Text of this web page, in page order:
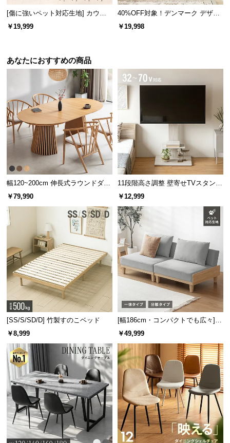
[傷に強いペット対応生地] カウチ
ソファセット 組替自由自在（1人掛
￥19,999
40%OFF対象！デンマーク デザイ
ン サイドテーブル
￥19,998
あなたにおすすめの商品
幅120~200cm 伸長式ラウンドダイ
ニングテーブル 6人掛け 天然木突
板 美しい格子デザイン
￥79,990
11段階高さ調整 壁寄せTVスタンド
キャスター付き 上下左右角度調節
￥12,999
[SS/S/SD/D] 竹製すのこベッド
￥8,999
[幅186cm・コンパクトでも広々] 3
人掛けソファベッド リクライニン
￥49,999